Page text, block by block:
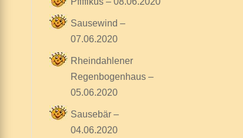
Sausewind –
07.06.2020
Rheindahlener
Regenbogenhaus –
05.06.2020
Sausebär –
04.06.2020